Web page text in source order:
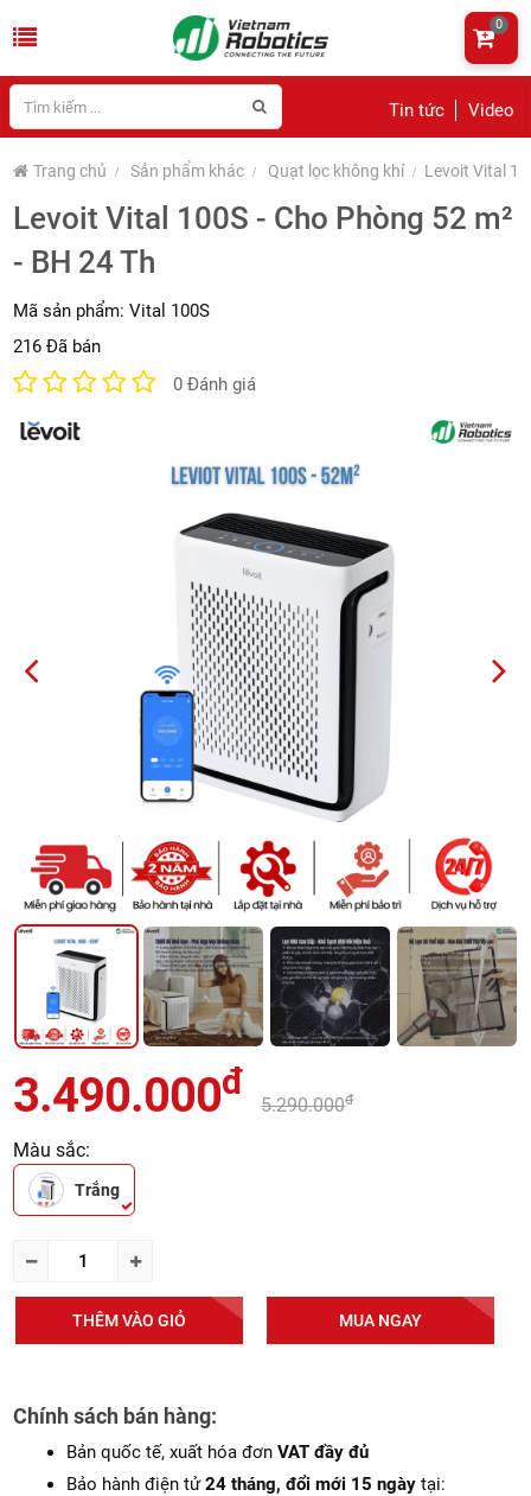
Tin tức Video
0
Trang chủ Sản phẩm khác Quạt lọc không khí Levoit Vital
Levoit Vital 100S - Cho Phòng 52 m²
- BH 24 Th
Mã sản phẩm:Vital 100S
216 Đã bán
0 Đánh giá
PREVIOUS NEXT
3.490.000đ
5.290.000đ
Màu sắc:
Trắng
Chính sách bán hàng:
Bản quốc tế, xuất hóa đơnVAT đầy đủ
Bảo hành điện tử24 tháng, đổi mới 15 ngày tại:
THÊM VÀO GIỎ MUA NGAY